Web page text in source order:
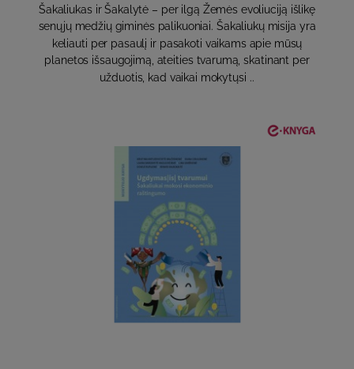
Šakaliukas ir Šakalytė – per ilgą Žemės evoliuciją išlikę
senųjų medžių giminės palikuoniai. Šakaliukų misija yra
keliauti per pasaulį ir pasakoti vaikams apie mūsų
planetos išsaugojimą, ateities tvarumą, skatinant per
užduotis, kad vaikai mokytųsi ..